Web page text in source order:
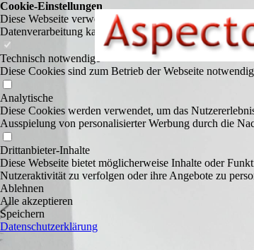
Cookie-Einstellungen
Diese Webseite verwendet Cookies, um Besuchern ein
Datenverarbeitung kann dann auch in einem Drittland
Technisch notwendige
Diese Cookies sind zum Betrieb der Webseite
Analytische
Diese Cookies werden verwendet, um das
Ausspielung von personalisierter Werbung durch die
Drittanbieter-Inhalte
Diese Webseite bietet möglicherweise Inhalte oder
Nutzeraktivität zu verfolgen oder ihre Angebote zu
Ablehnen
Alle akzeptieren
Speichern
Datenschutzerklärung